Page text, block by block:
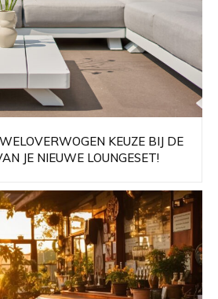
KEUZE BIJ DE
JE NIEUWE LOUNGESET!